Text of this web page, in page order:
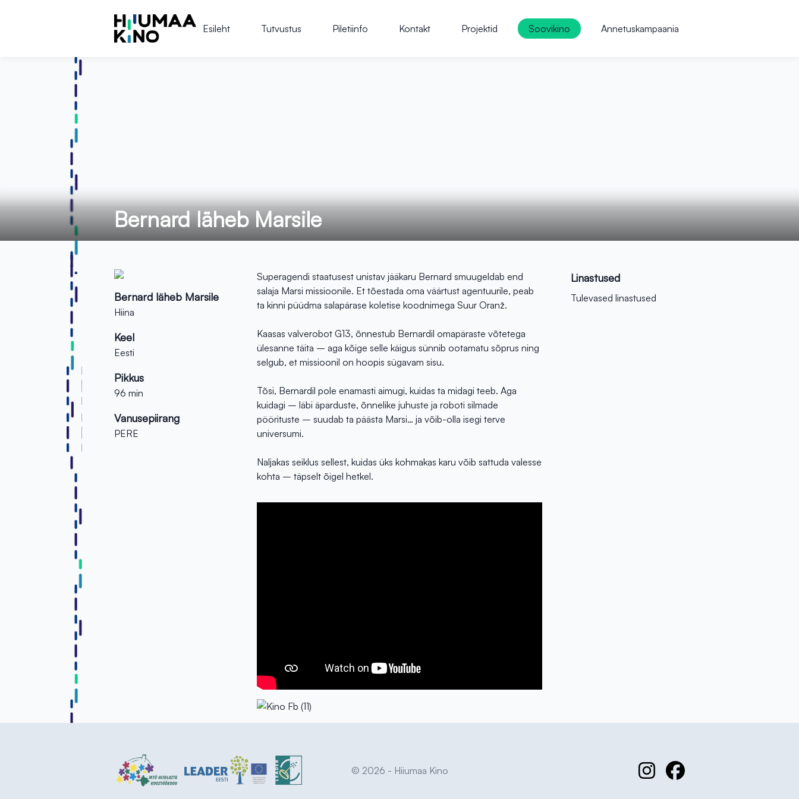
Esileht Tutvustus Piletiinfo Kontakt Projektid Soovikino Annetuskampaania
Bernard läheb Marsile
Bernard läheb Marsile
Hiina
Keel
Eesti
Pikkus
96 min
Vanusepiirang
PERE
Superagendi staatusest unistav jääkaru Bernard smuugeldab end
salaja Marsi missioonile. Et tõestada oma väärtust agentuurile, peab
ta kinni püüdma salapärase koletise koodnimega Suur Oranž.
Kaasas valverobot G13, õnnestub Bernardil omapäraste võtetega
ülesanne täita – aga kõige selle käigus sünnib ootamatu sõprus ning
selgub, et missioonil on hoopis sügavam sisu.
Tõsi, Bernardil pole enamasti aimugi, kuidas ta midagi teeb. Aga
kuidagi – läbi äparduste, õnnelike juhuste ja roboti silmade
pöörituste – suudab ta päästa Marsi… ja võib-olla isegi terve
universumi.
Naljakas seiklus sellest, kuidas üks kohmakas karu võib sattuda valesse
kohta – täpselt õigel hetkel.
Linastused
Tulevased linastused
© 2026 - Hiiumaa Kino